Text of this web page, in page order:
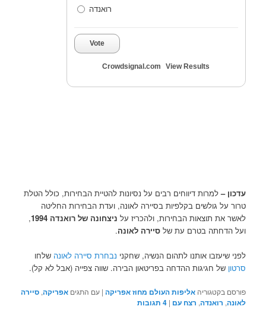
רואנדה
Vote
View Results
Crowdsignal.com
עדכון –למרות דיווחים רבים על נסיונות להטיית הבחירות, כולל הטלת
טרור על גולשים בקלפיות בסיירה לאונה, ועדת הבחירות החליטה
לאשר את תוצאות הבחירות, ולהכריז על ניצחונה של רואנדה 1994
,
ועל הדחתה בטרם עת שלסיירה לאונה.
לפני שיעזבו אותנו לתהום הנשיה, שחקני נבחרת סיירה לאונה שלחו
סרטון של חגיגות ההדחה בפריטאון הבירה. שווה צפייה (אבל לא קל).
פורסם בקטגוריה אליפות העולם מחוז אפריקה |עם התגים אפריקה,סיירה
לאונה, רואנדה, רצח עם |
4 תגובות